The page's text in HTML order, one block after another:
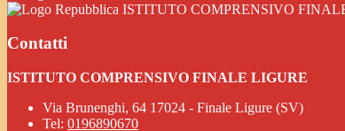
ISTITUTO COMPRENSIVO
Contatti
ISTITUTO COMPRENSIVO FINALE LIGURE
Via Brunenghi, 64 17024 - Finale Ligure (SV)
Tel: 0196890670